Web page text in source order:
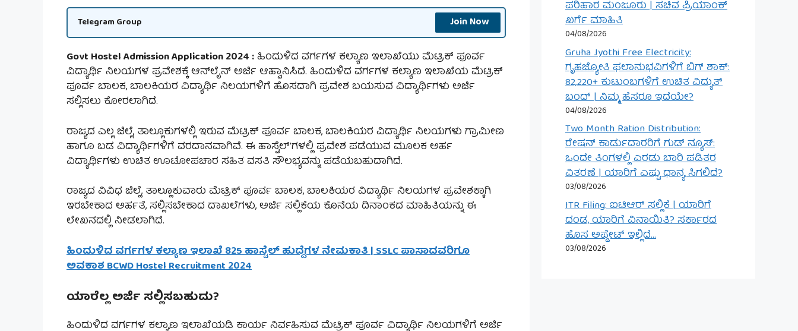
Telegram Group Join Now
Govt Hostel Admission Application 2024 :ಹಿಂದುಳಿದ ವರ್ಗಗಳ ಕಲ್ಯಾಣ ಇಲಾಖೆಯು ಮೆಟ್ರಿಕ್ ಪೂರ್ವ
ವಿದ್ಯಾರ್ಥಿ ನಿಲಯಗಳ ಪ್ರವೇಶಕ್ಕೆ ಆನ್‌ಲೈನ್ ಅರ್ಜಿ ಆಹ್ವಾನಿಸಿದೆ. ಹಿಂದುಳಿದ ವರ್ಗಗಳ ಕಲ್ಯಾಣ ಇಲಾಖೆಯ ಮೆಟ್ರಿಕ್
ಪೂರ್ವ ಬಾಲಕ, ಬಾಲಕಿಯರ ವಿದ್ಯಾರ್ಥಿ ನಿಲಯಗಳಿಗೆ ಹೊಸದಾಗಿ ಪ್ರವೇಶ ಬಯಸುವ ವಿದ್ಯಾರ್ಥಿಗಳು ಅರ್ಜಿ
ಸಲ್ಲಿಸಲು ಕೋರಲಾಗಿದೆ.
ರಾಜ್ಯದ ಎಲ್ಲ ಜಿಲ್ಲೆ, ತಾಲ್ಲೂಕುಗಳಲ್ಲಿ ಇರುವ ಮೆಟ್ರಿಕ್ ಪೂರ್ವ ಬಾಲಕ, ಬಾಲಕಿಯರ ವಿದ್ಯಾರ್ಥಿ ನಿಲಯಗಳು ಗ್ರಾಮೀಣ
ಹಾಗೂ ಬಡ ವಿದ್ಯಾರ್ಥಿಗಳಿಗೆ ವರದಾನವಾಗಿವೆ. ಈ ಹಾಸ್ಟೆಲ್’ಗಳಲ್ಲಿ ಪ್ರವೇಶ ಪಡೆಯುವ ಮೂಲಕ ಅರ್ಹ
ವಿದ್ಯಾರ್ಥಿಗಳು ಉಚಿತ ಊಟೋಪಚಾರ ಸಹಿತ ವಸತಿ ಸೌಲಭ್ಯವನ್ನು ಪಡೆಯಬಹುದಾಗಿದೆ.
ರಾಜ್ಯದ ವಿವಿಧ ಜಿಲ್ಲೆ, ತಾಲ್ಲೂಕುವಾರು ಮೆಟ್ರಿಕ್ ಪೂರ್ವ ಬಾಲಕ, ಬಾಲಕಿಯರ ವಿದ್ಯಾರ್ಥಿ ನಿಲಯಗಳ ಪ್ರವೇಶಕ್ಕಾಗಿ
ಇರಬೇಕಾದ ಅರ್ಹತೆ, ಸಲ್ಲಿಸಬೇಕಾದ ದಾಖಲೆಗಳು, ಅರ್ಜಿ ಸಲ್ಲಿಕೆಯ ಕೊನೆಯ ದಿನಾಂಕದ ಮಾಹಿತಿಯನ್ನು ಈ
ಲೇಖನದಲ್ಲಿ ನೀಡಲಾಗಿದೆ.
ಹಿಂದುಳಿದ ವರ್ಗಗಳ ಕಲ್ಯಾಣ ಇಲಾಖೆ 825 ಹಾಸ್ಟೆಲ್ ಹುದ್ದೆಗಳ ನೇಮಕಾತಿ | SSLC ಪಾಸಾದವರಿಗೂ
ಅವಕಾಶ BCWD Hostel Recruitment 2024
ಯಾರೆಲ್ಲ ಅರ್ಜಿ ಸಲ್ಲಿಸಬಹುದು?
ಹಿಂದುಳಿದ ವರ್ಗಗಳ ಕಲ್ಯಾಣ ಇಲಾಖೆಯಡಿ ಕಾರ್ಯ ನಿರ್ವಹಿಸುವ ಮೆಟ್ರಿಕ್ ಪೂರ್ವ ವಿದ್ಯಾರ್ಥಿ ನಿಲಯಗಳಿಗೆ ಅರ್ಜಿ
ಪರಿಹಾರ ಮಂಜೂರು | ಸಚಿವ ಪ್ರಿಯಾಂಕ್
ಖರ್ಗೆ ಮಾಹಿತಿ
04/08/2026
Gruha Jyothi Free Electricity:
ಗೃಹಜ್ಯೋತಿ ಫಲಾನುಭವಿಗಳಿಗೆ ಬಿಗ್ ಶಾಕ್:
82,220+ ಕುಟುಂಬಗಳಿಗೆ ಉಚಿತ ವಿದ್ಯುತ್
ಬಂದ್ | ನಿಮ್ಮ ಹೆಸರೂ ಇದೆಯೇ?
04/08/2026
Two Month Ration Distribution:
ರೇಷನ್ ಕಾರ್ಡುದಾರರಿಗೆ ಗುಡ್ ನ್ಯೂಸ್:
ಒಂದೇ ತಿಂಗಳಲ್ಲಿ ಎರಡು ಬಾರಿ ಪಡಿತರ
ವಿತರಣೆ | ಯಾರಿಗೆ ಎಷ್ಟು ಧಾನ್ಯ ಸಿಗಲಿದೆ?
03/08/2026
ITR Filing: ಐಟಿಆರ್ ಸಲ್ಲಿಕೆ | ಯಾರಿಗೆ
ದಂಡ, ಯಾರಿಗೆ ವಿನಾಯಿತಿ? ಸರ್ಕಾರದ
ಹೊಸ ಅಪ್ಡೇಟ್ ಇಲ್ಲಿದೆ…
03/08/2026